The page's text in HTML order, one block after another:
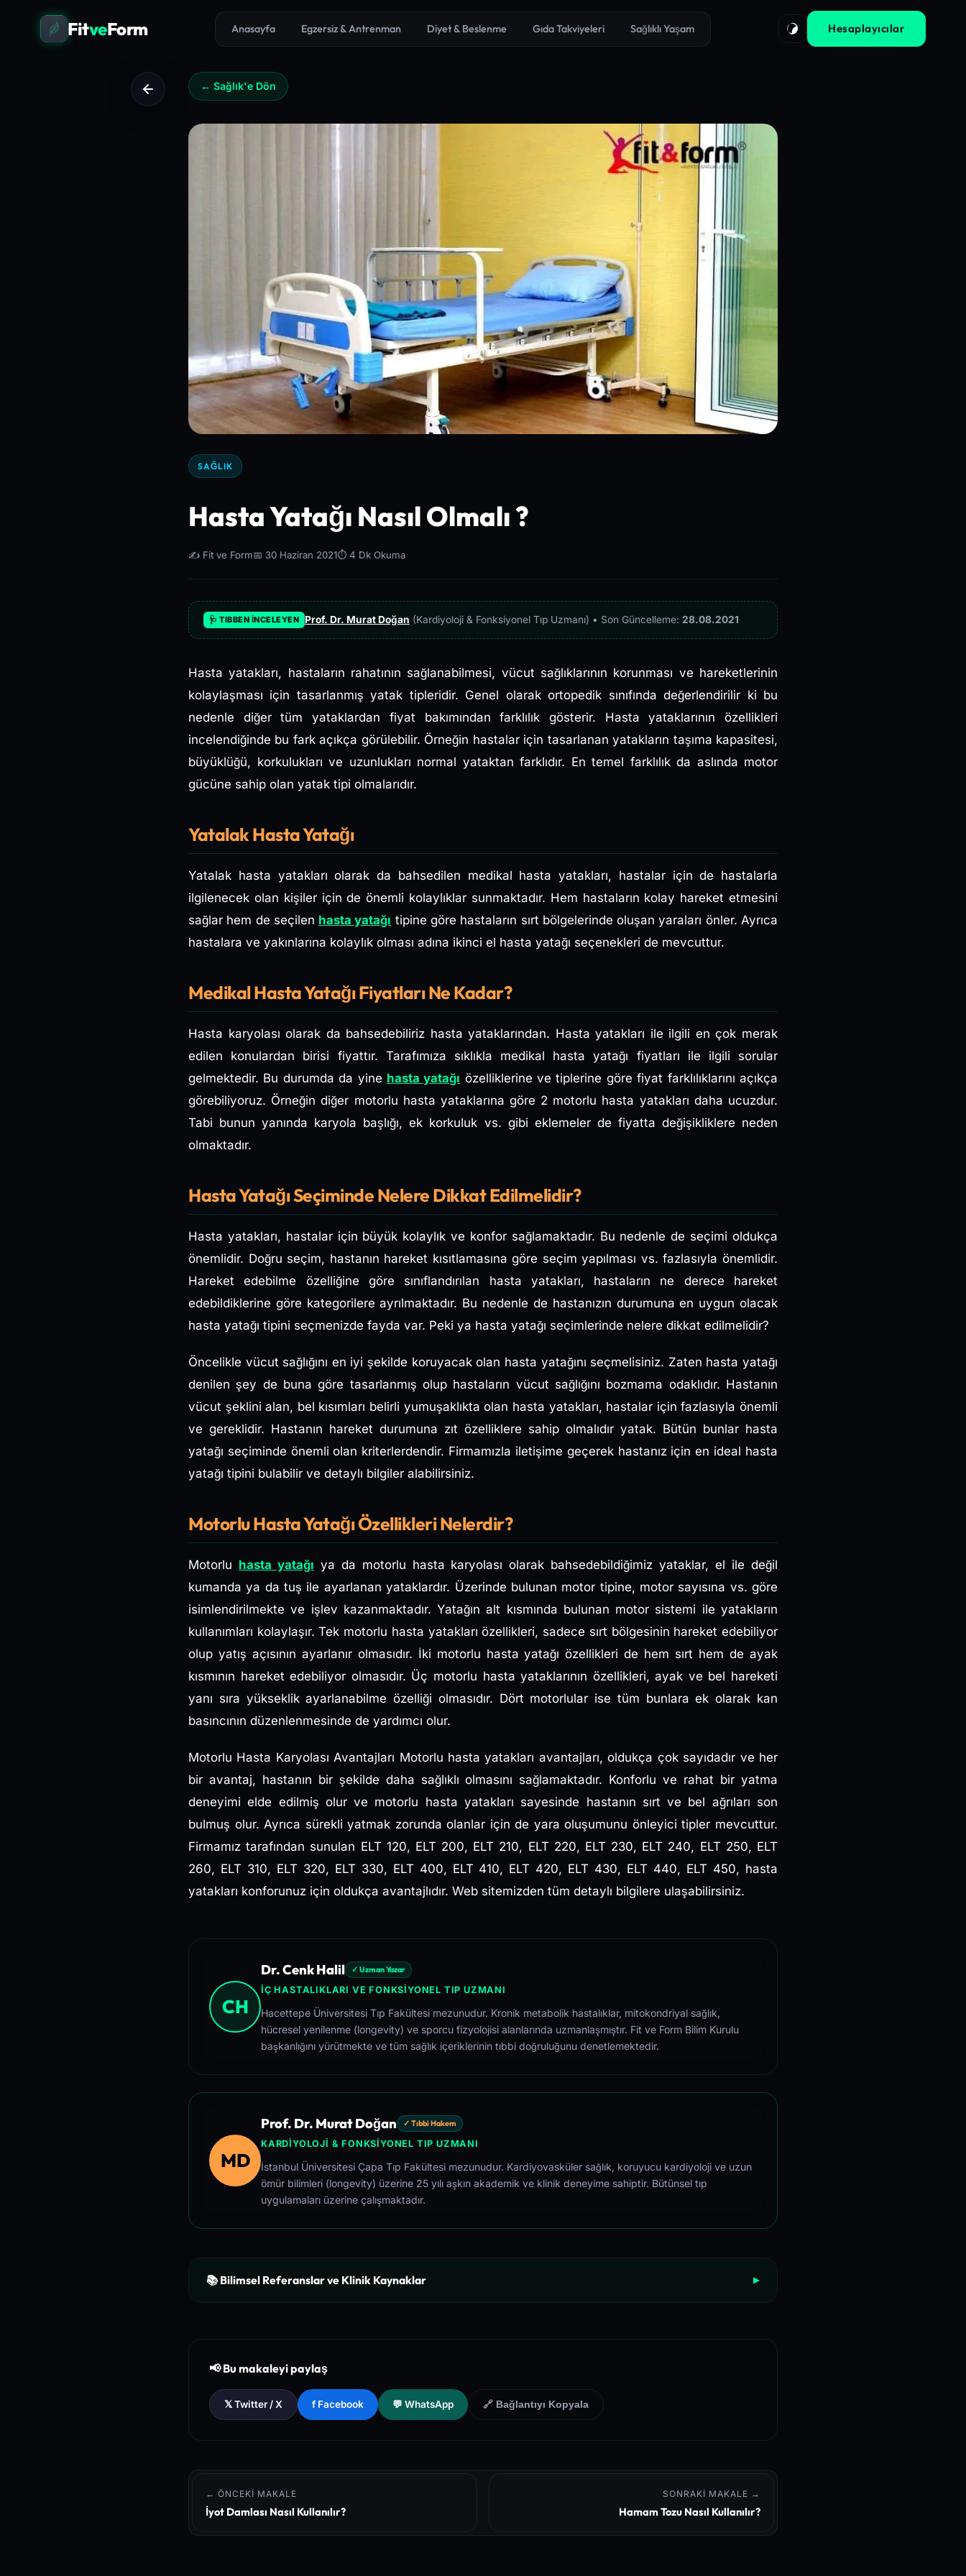
FitveForm Anasayfa Egzersiz & Antrenman Diyet & Beslenme Gıda Takviyeleri Sağlıklı Yaşam Hesaplayıcılar
← Sağlık'e Dön
SAĞLIK
Hasta Yatağı Nasıl Olmalı ?
✍️ Fit ve Form📅 30 Haziran 2021⏱️ 4 Dk Okuma
🩺 TIBBEN İNCELEYEN Prof. Dr. Murat Doğan (Kardiyoloji & Fonksiyonel Tıp Uzmanı) • Son Güncelleme: 28.08.2021
Hasta yatakları, hastaların rahatının sağlanabilmesi, vücut sağlıklarının korunması ve hareketlerinin
kolaylaşması için tasarlanmış yatak tipleridir. Genel olarak ortopedik sınıfında değerlendirilir ki bu
nedenle diğer tüm yataklardan fiyat bakımından farklılık gösterir. Hasta yataklarının özellikleri
incelendiğinde bu fark açıkça görülebilir. Örneğin hastalar için tasarlanan yatakların taşıma kapasitesi,
büyüklüğü, korkulukları ve uzunlukları normal yataktan farklıdır. En temel farklılık da aslında motor
gücüne sahip olan yatak tipi olmalarıdır.
Yatalak Hasta Yatağı
Yatalak hasta yatakları olarak da bahsedilen medikal hasta yatakları, hastalar için de hastalarla
ilgilenecek olan kişiler için de önemli kolaylıklar sunmaktadır. Hem hastaların kolay hareket etmesini
sağlar hem de seçilen hasta yatağı tipine göre hastaların sırt bölgelerinde oluşan yaraları önler. Ayrıca
hastalara ve yakınlarına kolaylık olması adına ikinci el hasta yatağı seçenekleri de mevcuttur.
Medikal Hasta Yatağı Fiyatları Ne Kadar?
Hasta karyolası olarak da bahsedebiliriz hasta yataklarından. Hasta yatakları ile ilgili en çok merak
edilen konulardan birisi fiyattır. Tarafımıza sıklıkla medikal hasta yatağı fiyatları ile ilgili sorular
gelmektedir. Bu durumda da yine hasta yatağı özelliklerine ve tiplerine göre fiyat farklılıklarını açıkça
görebiliyoruz. Örneğin diğer motorlu hasta yataklarına göre 2 motorlu hasta yatakları daha ucuzdur.
Tabi bunun yanında karyola başlığı, ek korkuluk vs. gibi eklemeler de fiyatta değişikliklere neden
olmaktadır.
Hasta Yatağı Seçiminde Nelere Dikkat Edilmelidir?
Hasta yatakları, hastalar için büyük kolaylık ve konfor sağlamaktadır. Bu nedenle de seçimi oldukça
önemlidir. Doğru seçim, hastanın hareket kısıtlamasına göre seçim yapılması vs. fazlasıyla önemlidir.
Hareket edebilme özelliğine göre sınıflandırılan hasta yatakları, hastaların ne derece hareket
edebildiklerine göre kategorilere ayrılmaktadır. Bu nedenle de hastanızın durumuna en uygun olacak
hasta yatağı tipini seçmenizde fayda var. Peki ya hasta yatağı seçimlerinde nelere dikkat edilmelidir?
Öncelikle vücut sağlığını en iyi şekilde koruyacak olan hasta yatağını seçmelisiniz. Zaten hasta yatağı
denilen şey de buna göre tasarlanmış olup hastaların vücut sağlığını bozmama odaklıdır. Hastanın
vücut şeklini alan, bel kısımları belirli yumuşaklıkta olan hasta yatakları, hastalar için fazlasıyla önemli
ve gereklidir. Hastanın hareket durumuna zıt özelliklere sahip olmalıdır yatak. Bütün bunlar hasta
yatağı seçiminde önemli olan kriterlerdendir. Firmamızla iletişime geçerek hastanız için en ideal hasta
yatağı tipini bulabilir ve detaylı bilgiler alabilirsiniz.
Motorlu Hasta Yatağı Özellikleri Nelerdir?
Motorlu hasta yatağı ya da motorlu hasta karyolası olarak bahsedebildiğimiz yataklar, el ile değil
kumanda ya da tuş ile ayarlanan yataklardır. Üzerinde bulunan motor tipine, motor sayısına vs. göre
isimlendirilmekte ve işlev kazanmaktadır. Yatağın alt kısmında bulunan motor sistemi ile yatakların
kullanımları kolaylaşır. Tek motorlu hasta yatakları özellikleri, sadece sırt bölgesinin hareket edebiliyor
olup yatış açısının ayarlanır olmasıdır. İki motorlu hasta yatağı özellikleri de hem sırt hem de ayak
kısmının hareket edebiliyor olmasıdır. Üç motorlu hasta yataklarının özellikleri, ayak ve bel hareketi
yanı sıra yükseklik ayarlanabilme özelliği olmasıdır. Dört motorlular ise tüm bunlara ek olarak kan
basıncının düzenlenmesinde de yardımcı olur.
Motorlu Hasta Karyolası Avantajları Motorlu hasta yatakları avantajları, oldukça çok sayıdadır ve her
bir avantaj, hastanın bir şekilde daha sağlıklı olmasını sağlamaktadır. Konforlu ve rahat bir yatma
deneyimi elde edilmiş olur ve motorlu hasta yatakları sayesinde hastanın sırt ve bel ağrıları son
bulmuş olur. Ayrıca sürekli yatmak zorunda olanlar için de yara oluşumunu önleyici tipler mevcuttur.
Firmamız tarafından sunulan ELT 120, ELT 200, ELT 210, ELT 220, ELT 230, ELT 240, ELT 250, ELT
260, ELT 310, ELT 320, ELT 330, ELT 400, ELT 410, ELT 420, ELT 430, ELT 440, ELT 450, hasta
yatakları konforunuz için oldukça avantajlıdır. Web sitemizden tüm detaylı bilgilere ulaşabilirsiniz.
CH
Dr. Cenk Halil ✓ Uzman Yazar
İÇ HASTALIKLARI VE FONKSIYONEL TIP UZMANI
Hacettepe Üniversitesi Tıp Fakültesi mezunudur. Kronik metabolik hastalıklar, mitokondriyal sağlık,
hücresel yenilenme (longevity) ve sporcu fizyolojisi alanlarında uzmanlaşmıştır. Fit ve Form Bilim Kurulu
başkanlığını yürütmekte ve tüm sağlık içeriklerinin tıbbi doğruluğunu denetlemektedir.
MD
Prof. Dr. Murat Doğan ✓ Tıbbi Hakem
KARDIYOLOJI & FONKSIYONEL TIP UZMANI
İstanbul Üniversitesi Çapa Tıp Fakültesi mezunudur. Kardiyovasküler sağlık, koruyucu kardiyoloji ve uzun
ömür bilimleri (longevity) üzerine 25 yılı aşkın akademik ve klinik deneyime sahiptir. Bütünsel tıp
uygulamaları üzerine çalışmaktadır.
📚 Bilimsel Referanslar ve Klinik Kaynaklar ▶
[3] The Lancet - Global Health and Preventive Medicine Guidelines for Chronic Metabolic Syndrome Management
📢 Bu makaleyi paylaş
𝕏 Twitter / X f Facebook 💬 WhatsApp 🔗 Bağlantıyı Kopyala
← ÖNCEKI MAKALE
İyot Damlası Nasıl Kullanılır?
SONRAKI MAKALE →
Hamam Tozu Nasıl Kullanılır?